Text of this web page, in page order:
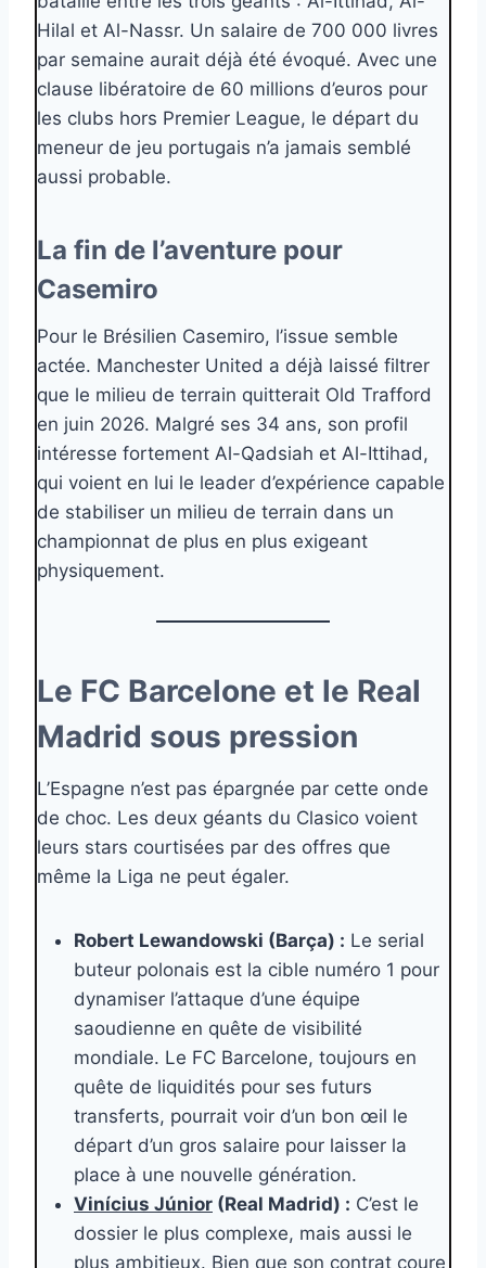
Hilal et Al-Nassr. Un salaire de 700 000 livres
par semaine aurait déjà été évoqué. Avec une
clause libératoire de 60 millions d’euros pour
les clubs hors Premier League, le départ du
meneur de jeu portugais n’a jamais semblé
aussi probable.
La fin de l’aventure pour
Casemiro
Pour le Brésilien Casemiro, l’issue semble
actée. Manchester United a déjà laissé filtrer
que le milieu de terrain quitterait Old Trafford
en juin 2026. Malgré ses 34 ans, son profil
intéresse fortement Al-Qadsiah et Al-Ittihad,
qui voient en lui le leader d’expérience capable
de stabiliser un milieu de terrain dans un
championnat de plus en plus exigeant
physiquement.
Le FC Barcelone et le Real
Madrid sous pression
L’Espagne n’est pas épargnée par cette onde
de choc. Les deux géants du Clasico voient
leurs stars courtisées par des offres que
même la Liga ne peut égaler.
Robert Lewandowski (Barça) : Le serial
buteur polonais est la cible numéro 1 pour
dynamiser l’attaque d’une équipe
saoudienne en quête de visibilité
mondiale. Le FC Barcelone, toujours en
quête de liquidités pour ses futurs
transferts, pourrait voir d’un bon œil le
départ d’un gros salaire pour laisser la
place à une nouvelle génération.
Vinícius Júnior (Real Madrid) : C’est le
dossier le plus complexe, mais aussi le
plus ambitieux. Bien que son contrat coure